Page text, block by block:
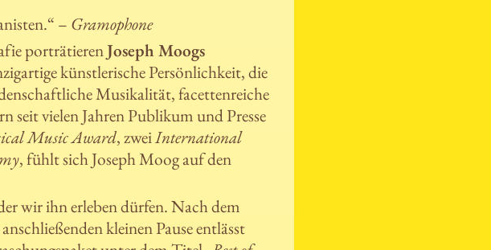
– Gramophone
porträtierenJoseph Moogs
künstlerische Persönlichkeit, die
Musikalität, facettenreiche
seit vielen Jahren Publikum und Presse
Music Award, zweiInternational
, fühlt sich Joseph Moog auf den
wir ihn erleben dürfen. Nach dem
kleinen Pause entlässt